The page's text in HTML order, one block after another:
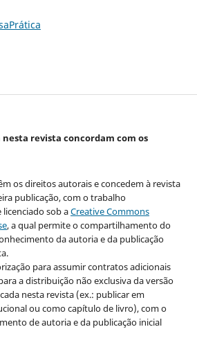
revista concordam com os
os direitos autorais e concedem à revista
publicação, com o trabalho
sob aCreative Commons
, a qual permite o compartilhamento do
da autoria e da publicação
para assumir contratos adicionais
a distribuição não exclusiva da versão
nesta revista (ex.: publicar em
ou como capítulo de livro), com o
de autoria e da publicação inicial